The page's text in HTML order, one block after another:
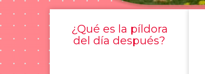
¿Qué es la píldora
del día después?